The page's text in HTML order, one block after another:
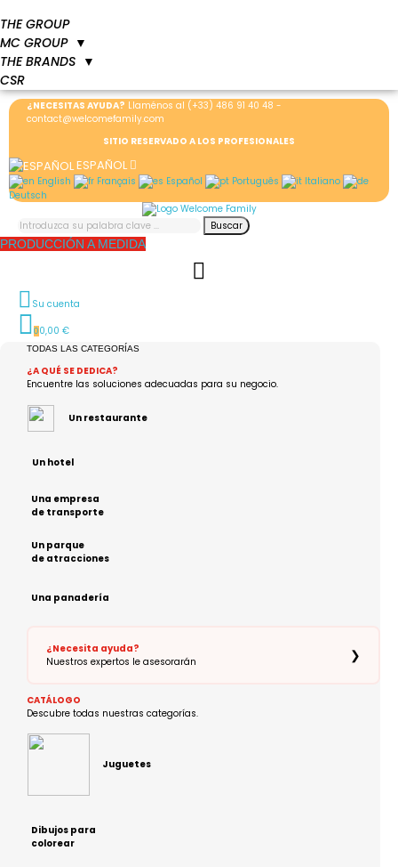
THE GROUP
MC GROUP ▼
THE BRANDS ▼
CSR
¿NECESITAS AYUDA? Llaménos al (+33) 486 91 40 48 -
contact@welcomefamily.com
SITIO RESERVADO A LOS PROFESIONALES
ESPAÑOL
English Français Español Português
Italiano
Deutsch
Buscar
PRODUCCIÓN A MEDIDA
Su cuenta
00,00 €
TODAS LAS CATEGORÍAS
¿A QUÉ SE DEDICA?
Encuentre las soluciones adecuadas para su negocio.
Un restaurante
Un hotel
Una empresa
de transporte
Un parque
de atracciones
Una panadería
¿Necesita ayuda?
Nuestros expertos le asesorarán
❯
CATÁLOGO
Descubre todas nuestras categorías.
Juguetes
Dibujos para
colorear